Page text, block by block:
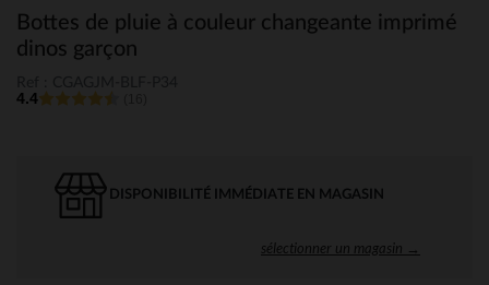
Bottes de pluie à couleur changeante imprimé
dinos garçon
4.4
DISPONIBILITÉ IMMÉDIATE EN MAGASIN
sélectionner un magasin →